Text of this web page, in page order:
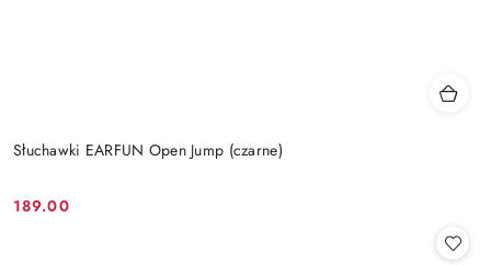
Słuchawki EARFUN Open Jump (czarne)
Cena:
189.00